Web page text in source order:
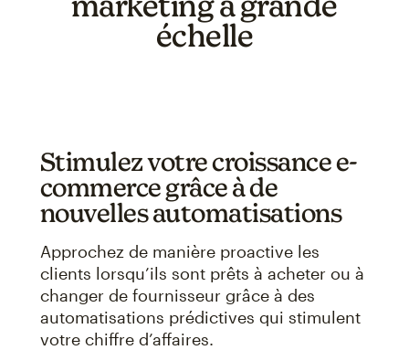
échelle
Stimulez votre croissance e-
commerce grâce à de
nouvelles automatisations
Approchez de manière proactive les
clients lorsqu’ils sont prêts à acheter ou à
changer de fournisseur grâce à des
automatisations prédictives qui stimulent
votre chiffre d’affaires.